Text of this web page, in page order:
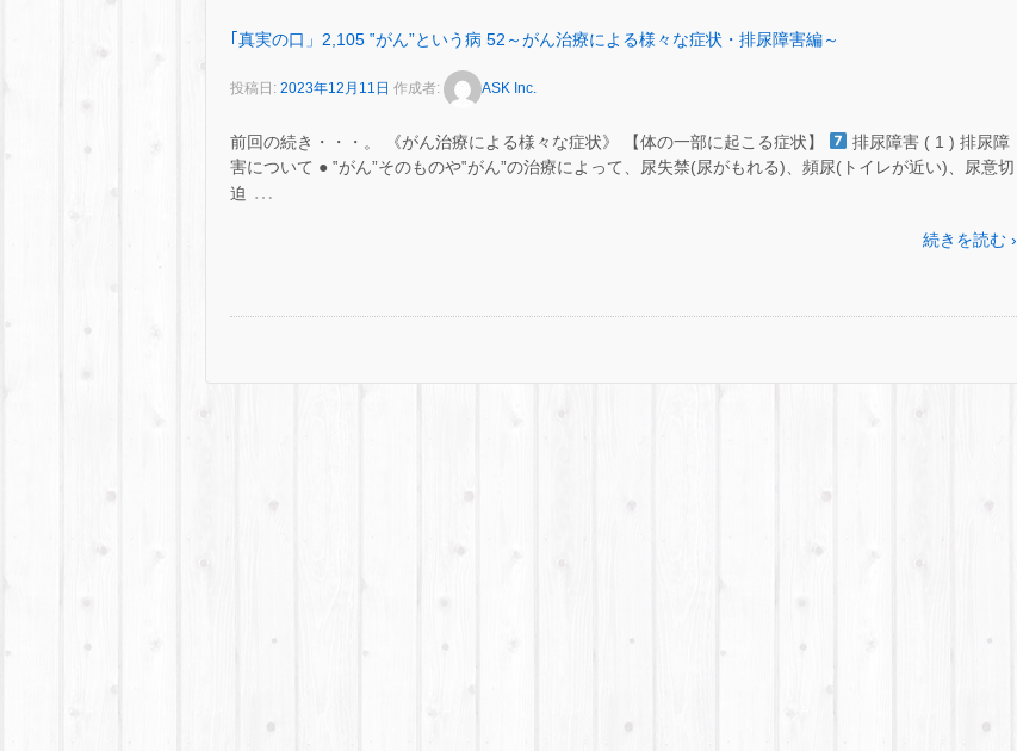
｢真実の口」2,105 ‟がん”という病 52～がん治療による様々な症状・排尿障害編～
投稿日: 2023年12月11日 作成者: ASK Inc.
前回の続き・・・。 《がん治療による様々な症状》 【体の一部に起こる症状】
排尿障害 ( 1 ) 排尿障
害について ● ‟がん”そのものや‟がん”の治療によって、尿失禁(尿がもれる)、頻尿(トイレが近い)、尿意切
迫 …
続きを読む ›